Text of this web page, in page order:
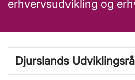
erhvervsudvikling og
Djurslands